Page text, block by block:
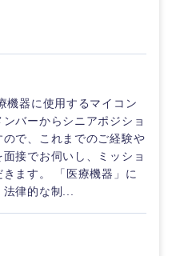
機器に使用するマイコン
バーからシニアポジショ
で、これまでのご経験や
接でお伺いし、ミッショ
ます。 「医療機器」に
律的な制...